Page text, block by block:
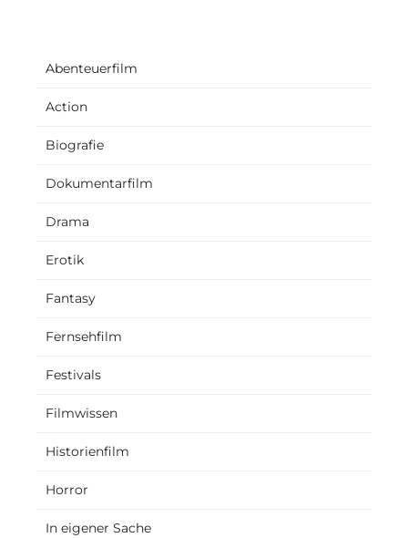
Abenteuerfilm
Action
Biografie
Dokumentarfilm
Drama
Erotik
Fantasy
Fernsehfilm
Festivals
Filmwissen
Historienfilm
Horror
In eigener Sache